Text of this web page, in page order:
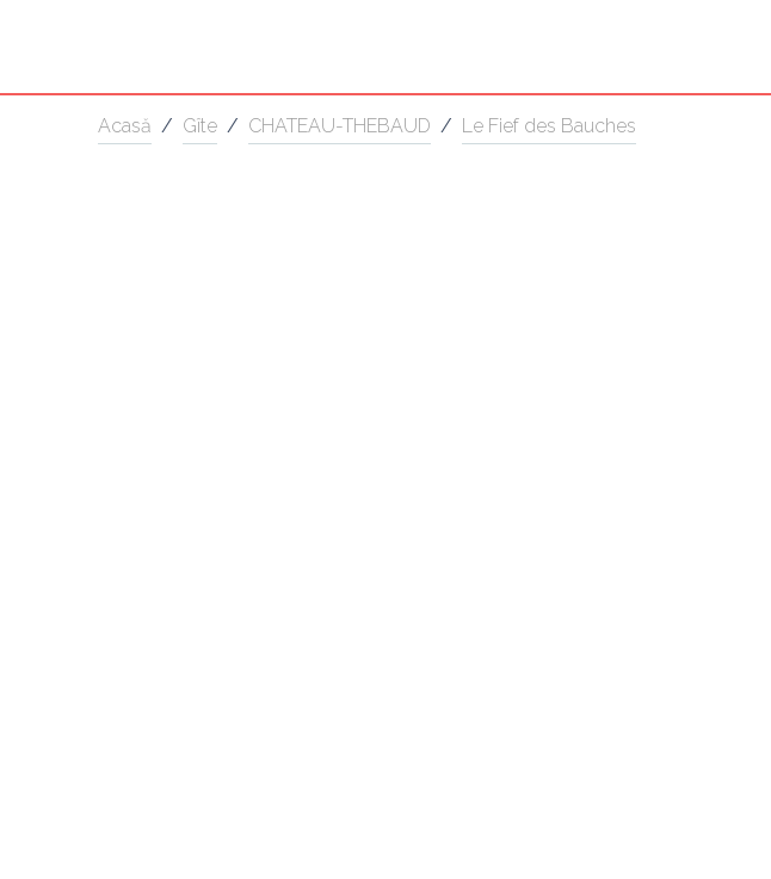
Acasă / Gîte / CHATEAU-THEBAUD / Le Fief des Bauches